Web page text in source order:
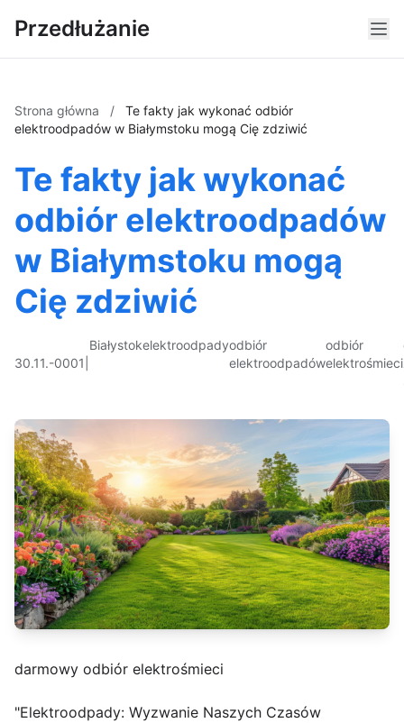
Przedłużanie
Strona główna /
Te fakty jak wykonać odbiór
elektroodpadów w Białymstoku mogą Cię zdziwić
Te fakty jak wykonać
odbiór elektroodpadów
w Białymstoku mogą
Cię zdziwić
30.11.-0001
Białystokelektroodpadyodbiór
elektroodpadów
odbiór
elektrośmieci
darmowy odbiór elektrośmieci
"Elektroodpady: Wyzwanie Naszych Czasów